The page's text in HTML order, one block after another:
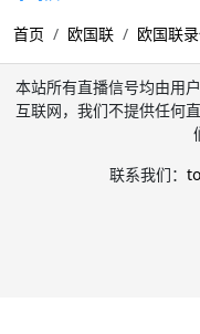
首页
欧国联 欧国联
本站所有直播信号均由用
互联网，我们不提供任何
联系我们：